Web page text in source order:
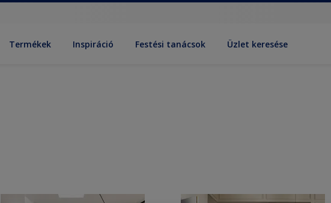
Termékek Inspiráció Festési tanácsok Üzlet keresése